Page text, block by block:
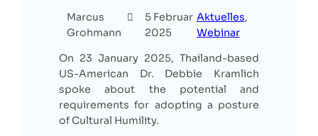
Marcus
Grohmann
5 Februar
2025
Aktuelles
Webinar
On 23 January 2025, Thailand-based
US-American Dr. Debbie Kramlich
spoke about the potential and
requirements for adopting a posture
of Cultural Humility.